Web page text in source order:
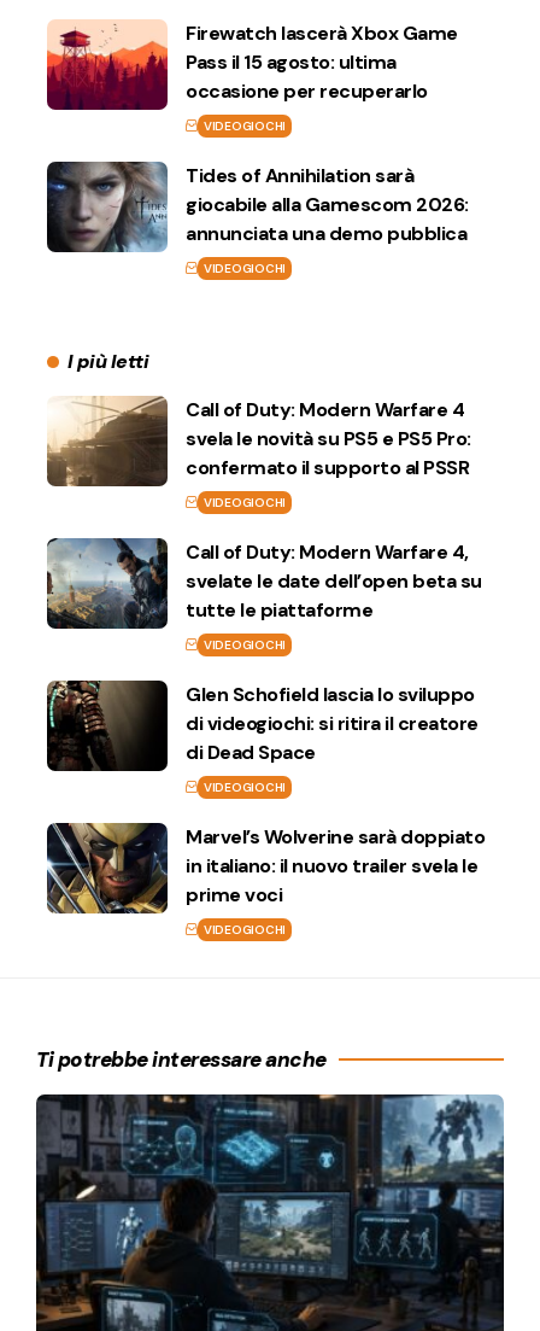
Firewatch lascerà Xbox Game
Pass il 15 agosto: ultima
occasione per recuperarlo
VIDEOGIOCHI
Tides of Annihilation sarà
giocabile alla Gamescom 2026:
annunciata una demo pubblica
VIDEOGIOCHI
I più letti
Call of Duty: Modern Warfare 4
svela le novità su PS5 e PS5 Pro:
confermato il supporto al PSSR
VIDEOGIOCHI
Call of Duty: Modern Warfare 4,
svelate le date dell’open beta su
tutte le piattaforme
VIDEOGIOCHI
Glen Schofield lascia lo sviluppo
di videogiochi: si ritira il creatore
di Dead Space
VIDEOGIOCHI
Marvel’s Wolverine sarà doppiato
in italiano: il nuovo trailer svela le
prime voci
VIDEOGIOCHI
Ti potrebbe interessare anche